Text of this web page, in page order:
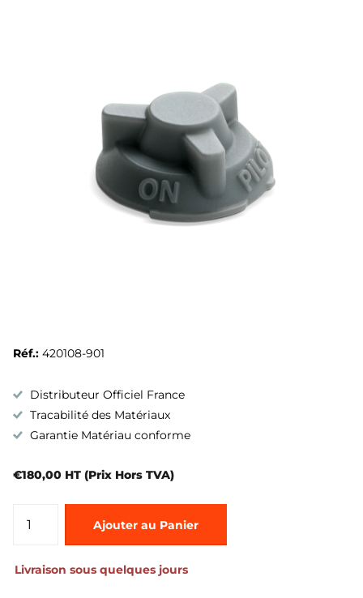
Réf.: 420108-901
Distributeur Officiel France
Tracabilité des Matériaux
Garantie Matériau conforme
€180,00 HT (Prix Hors TVA)
Ajouter au Panier
Livraison sous quelques jours